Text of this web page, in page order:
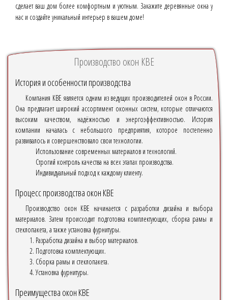
сделает ваш дом более комфортным и уютным. Закажите деревянные окна у
нас и создайте уникальный интерьер в вашем доме!
Производство окон КВЕ
История и особенности производства
Компания КВЕ является одним из ведущих производителей окон в России.
Она предлагает широкий ассортимент оконных систем, которые отличаются
высоким качеством, надёжностью и энергоэффективностью. История
компании началась с небольшого предприятия, которое постепенно
развивалось и совершенствовало свои технологии.
Использование современных материалов и технологий.
Строгий контроль качества на всех этапах производства.
Индивидуальный подход к каждому клиенту.
Процесс производства окон КВЕ
Производство окон КВЕ начинается с разработки дизайна и выбора
материалов. Затем происходит подготовка комплектующих, сборка рамы и
стеклопакета, а также установка фурнитуры.
Разработка дизайна и выбор материалов.
Подготовка комплектующих.
Сборка рамы и стеклопакета.
Установка фурнитуры.
Преимущества окон КВЕ